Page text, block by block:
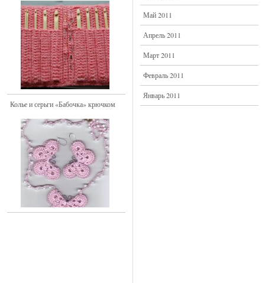
Колье и серьги «Бабочка» крючком
Май 2011
Апрель 2011
Март 2011
Февраль 2011
Январь 2011